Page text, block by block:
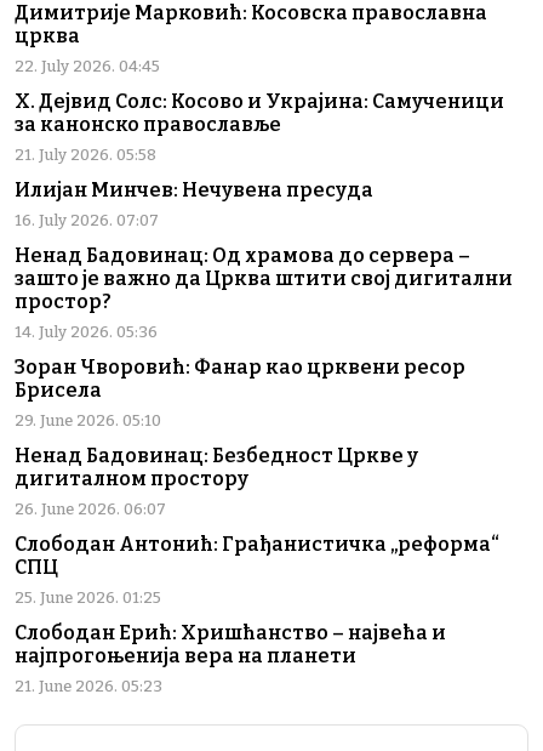
Димитрије Марковић: Косовска православна
црква
22. July 2026. 04:45
Х. Дејвид Солс: Косово и Украјина: Самученици
за канонско православље
21. July 2026. 05:58
Илијан Минчев: Нечувена пресуда
16. July 2026. 07:07
Ненад Бадовинац: Од храмова до сервера –
зашто је важно да Црква штити свој дигитални
простор?
14. July 2026. 05:36
Зоран Чворовић: Фанар као црквени ресор
Брисела
29. June 2026. 05:10
Ненад Бадовинац: Безбедност Цркве у
дигиталном простору
26. June 2026. 06:07
Слободан Антонић: Грађанистичка „реформа“
СПЦ
25. June 2026. 01:25
Слободан Ерић: Хришћанство – највећа и
најпрогоњенија вера на планети
21. June 2026. 05:23